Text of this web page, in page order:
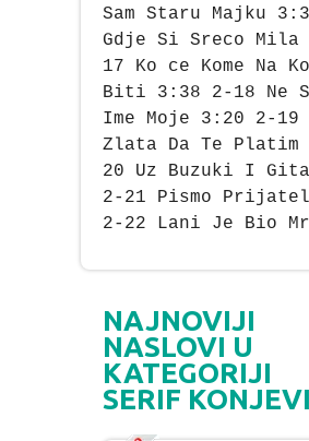
Sam Staru Majku
Gdje Si Sreco Mila
17 Ko ce Kome Na
Biti 3:38 2-18 Ne
Ime Moje 3:20 2-19
Zlata Da Te Platim
20 Uz Buzuki I
2-21 Pismo
2-22 Lani Je Bio
NAJNOVIJI
NASLOVI U
KATEGORIJI
SERIF